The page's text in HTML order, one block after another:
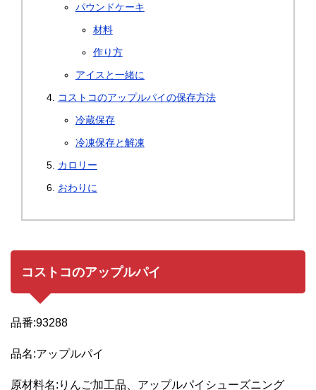
パウンドケーキ
材料
作り方
アイスと一緒に
コストコのアップルパイの保存方法
冷蔵保存
冷凍保存と解凍
カロリー
おわりに
コストコのアップルパイ
品番:93288
品名:アップルパイ
原材料名:りんご加工品、アップルパイシューズニング